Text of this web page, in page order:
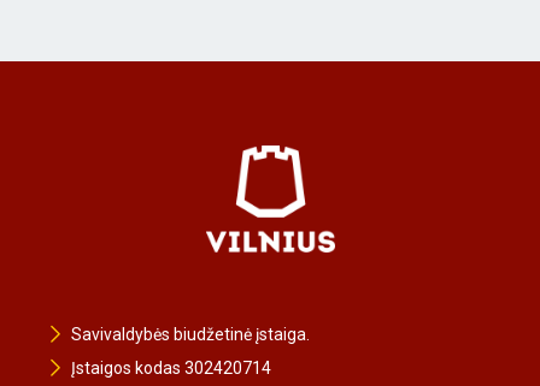
Savivaldybės biudžetinė įstaiga.
Įstaigos kodas 302420714